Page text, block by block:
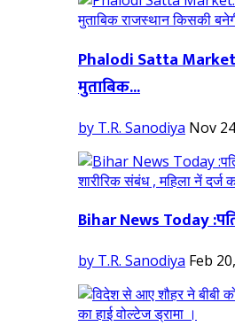
Phalodi Satta
मुताबिक...
by T.R. Sanodiya Nov
Bihar News Today
by T.R. Sanodiya Feb